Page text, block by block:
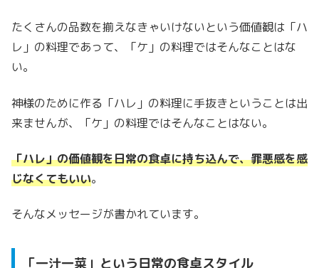
たくさんの品数を揃えなきゃいけないという価値観は「ハ
レ」の料理であって、「ケ」の料理ではそんなことはな
い。
神様のために作る「ハレ」の料理に手抜きということは出
来ませんが、「ケ」の料理ではそんなことはない。
「ハレ」の価値観を日常の食卓に持ち込んで、罪悪感を感
じなくてもいい。
そんなメッセージが書かれています。
「一汁一菜」という日常の食卓スタイル